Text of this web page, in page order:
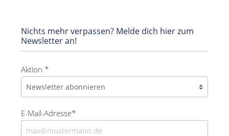
Nichts mehr verpassen? Melde dich hier zum
Newsletter an!
Aktion *
E-Mail-Adresse*